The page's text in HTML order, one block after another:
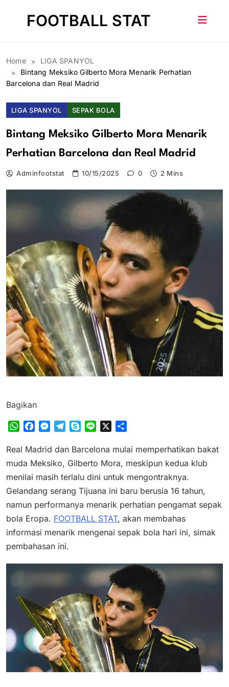
FOOTBALL STAT
Home
LIGA SPANYOL
Bintang Meksiko Gilberto Mora Menarik Perhatian
Barcelona dan Real Madrid
LIGA SPANYOL SEPAK BOLA
Bintang Meksiko Gilberto Mora Menarik
Perhatian Barcelona dan Real Madrid
Adminfootstat 10/15/2025 0 2 Mins
Bagikan
WhatsApp
FacebookMessenger
TelegramSkypeLine
Real Madrid dan Barcelona mulai memperhatikan bakat
muda Meksiko, Gilberto Mora, meskipun kedua klub
menilai masih terlalu dini untuk mengontraknya.
Gelandang serang Tijuana ini baru berusia 16 tahun,
namun performanya menarik perhatian pengamat sepak
bola Eropa. FOOTBALL STAT, akan membahas
informasi menarik mengenai sepak bola hari ini, simak
pembahasan ini.